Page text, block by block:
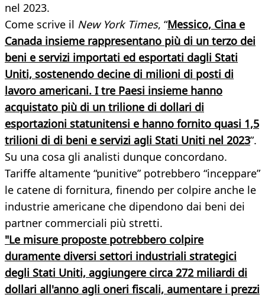
nel 2023.
Come scrive il New York Times, “Messico, Cina e
Canada insieme rappresentano più di un terzo dei
beni e servizi importati ed esportati dagli Stati
Uniti, sostenendo decine di milioni di posti di
lavoro americani. I tre Paesi insieme hanno
acquistato più di un trilione di dollari di
esportazioni statunitensi e hanno fornito quasi 1,5
trilioni di di beni e servizi agli Stati Uniti nel 2023”.
Su una cosa gli analisti dunque concordano.
Tariffe altamente “punitive” potrebbero “inceppare”
le catene di fornitura, finendo per colpire anche le
industrie americane che dipendono dai beni dei
partner commerciali più stretti.
"Le misure proposte potrebbero colpire
duramente diversi settori industriali strategici
degli Stati Uniti, aggiungere circa 272 miliardi di
dollari all'anno agli oneri fiscali, aumentare i prezzi